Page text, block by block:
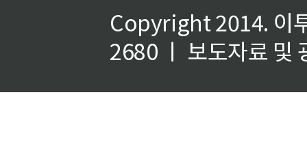
Copyright 2014. 이
2680 ㅣ 보도자료